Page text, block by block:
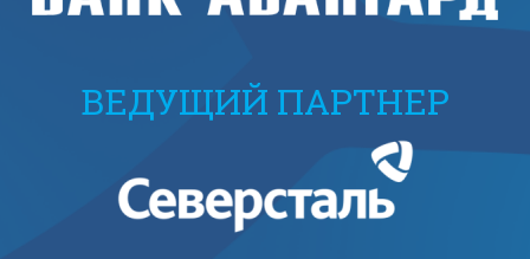
ВЕДУЩИЙ ПАРТНЕР